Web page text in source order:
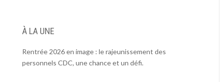
À LA UNE
Rentrée 2026 en image : le rajeunissement des
personnels CDC, une chance et un défi.